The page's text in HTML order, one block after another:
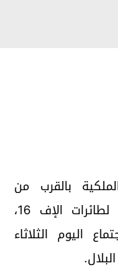
بالقرب من
منطقة الكركرات والطلعات الجوية لطائرات الإف 16،
اليوم الثلاثاء